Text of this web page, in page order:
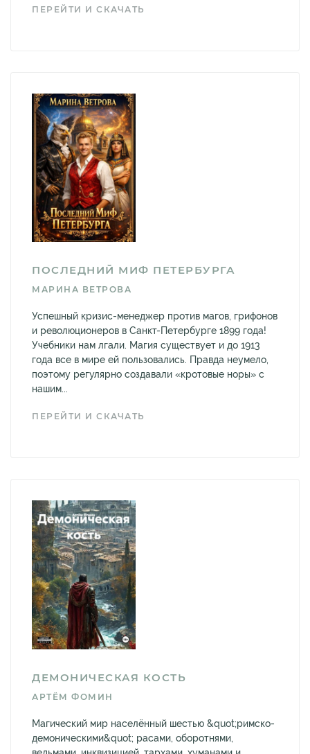
ПЕРЕЙТИ И СКАЧАТЬ
ПОСЛЕДНИЙ МИФ ПЕТЕРБУРГА
МАРИНА ВЕТРОВА
Успешный кризис-менеджер против магов, грифонов
и революционеров в Санкт-Петербурге 1899 года!
Учебники нам лгали. Магия существует и до 1913
года все в мире ей пользовались. Правда неумело,
поэтому регулярно создавали «кротовые норы» с
нашим...
ПЕРЕЙТИ И СКАЧАТЬ
ДЕМОНИЧЕСКАЯ КОСТЬ
АРТЁМ ФОМИН
Магический мир населённый шестью &quot;римско-
демоническими&quot; расами, оборотнями,